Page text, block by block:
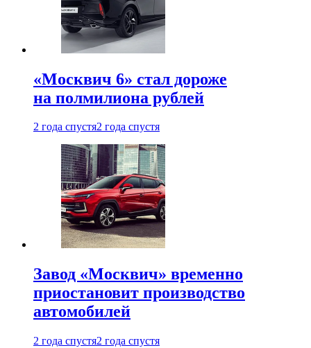
«Москвич 6» стал дороже
на полмилиона рублей
2 года спустя2 года спустя
Завод «Москвич» временно
приостановит производство
автомобилей
2 года спустя2 года спустя